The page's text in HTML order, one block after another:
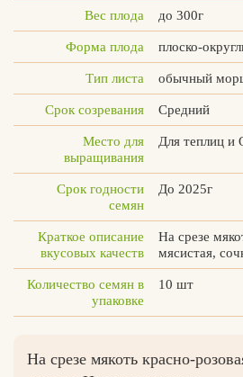
Вес плода до 300г
Форма плода плоско-
Тип листа обычный
Срок созревания Средний
Место для
выращивания
Для теплиц и
Срок годности
семян
До 2025г
Краткое описание
вкусовых качеств
На срезе
мясистая,
Количество семян в
упаковке
10 шт
На срезе мякоть красно-